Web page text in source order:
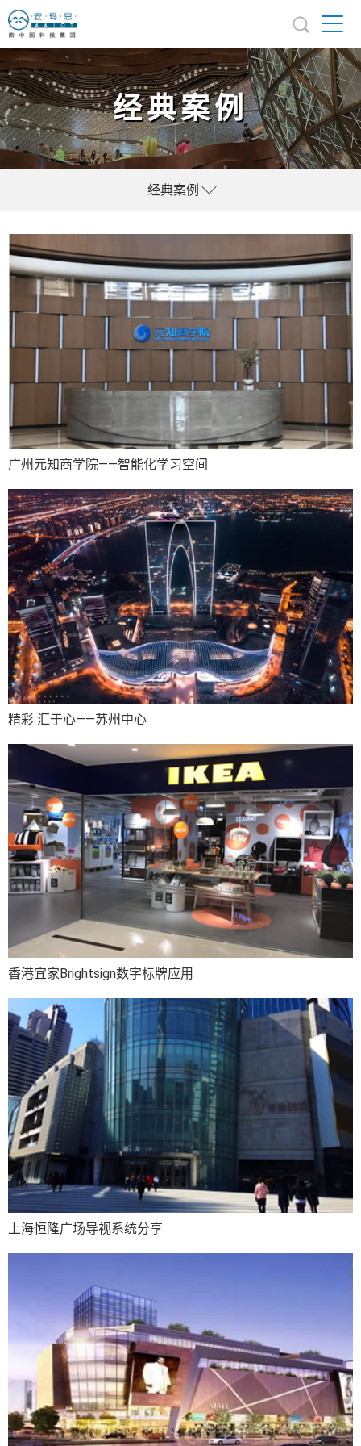
经典案例
经典案例
广州元知商学院——智能化学习空间
精彩 汇于心——苏州中心
香港宜家Brightsign数字标牌应用
上海恒隆广场导视系统分享